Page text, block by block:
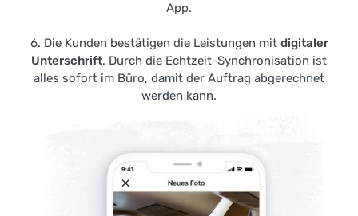
App.
6. Die Kunden bestätigen die Leistungen mit digitaler
Unterschrift. Durch die Echtzeit-Synchronisation ist
alles sofort im Büro, damit der Auftrag abgerechnet
werden kann.